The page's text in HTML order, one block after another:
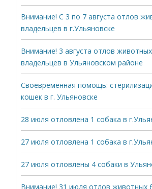
Внимание! С 3 по 7 августа отлов
владельцев в г.Ульяновске
Внимание! 3 августа отлов
владельцев в Ульяновском районе
Своевременная помощь:
кошек в г. Ульяновске
28 июля отловлена 1 собака в
27 июля отловлена 1 собака в
27 июля отловлены 4 собаки в
Внимание! 31 июля отлов животных